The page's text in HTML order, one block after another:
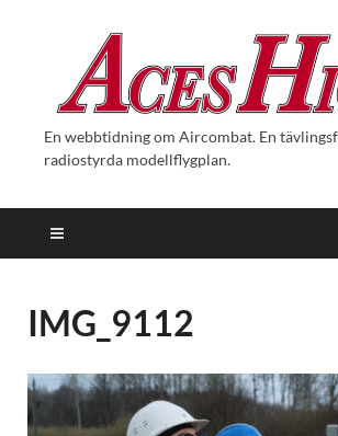
En webbtidning om Aircombat. En
radiostyrda modellflygplan.
IMG_9112